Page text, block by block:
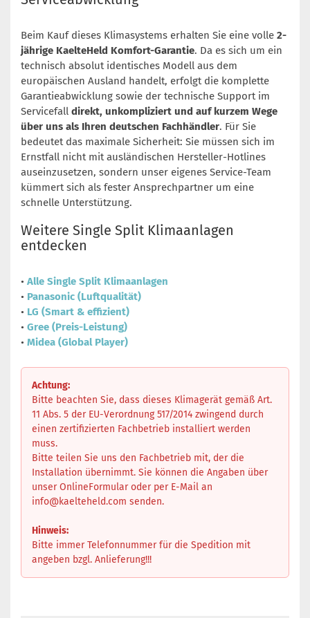
Beim Kauf dieses Klimasystems erhalten Sie eine volle 2-
jährige KaelteHeld Komfort-Garantie. Da es sich um ein
technisch absolut identisches Modell aus dem
europäischen Ausland handelt, erfolgt die komplette
Garantieabwicklung sowie der technische Support im
Servicefall direkt, unkompliziert und auf kurzem Wege
über uns als Ihren deutschen Fachhändler. Für Sie
bedeutet das maximale Sicherheit: Sie müssen sich im
Ernstfall nicht mit ausländischen Hersteller-Hotlines
auseinzusetzen, sondern unser eigenes Service-Team
kümmert sich als fester Ansprechpartner um eine
schnelle Unterstützung.
Weitere Single Split Klimaanlagen
entdecken
• Alle Single Split Klimaanlagen
• Panasonic (Luftqualität)
• LG (Smart & effizient)
• Gree (Preis-Leistung)
• Midea (Global Player)
Achtung:
Bitte beachten Sie, dass dieses Klimagerät gemäß Art.
11 Abs. 5 der EU-Verordnung 517/2014 zwingend durch
einen zertifizierten Fachbetrieb installiert werden
muss.
Bitte teilen Sie uns den Fachbetrieb mit, der die
Installation übernimmt. Sie können die Angaben über
unser OnlineFormular oder per E-Mail an
info@kaelteheld.com senden.
Hinweis:
Bitte immer Telefonnummer für die Spedition mit
angeben bzgl. Anlieferung!!!